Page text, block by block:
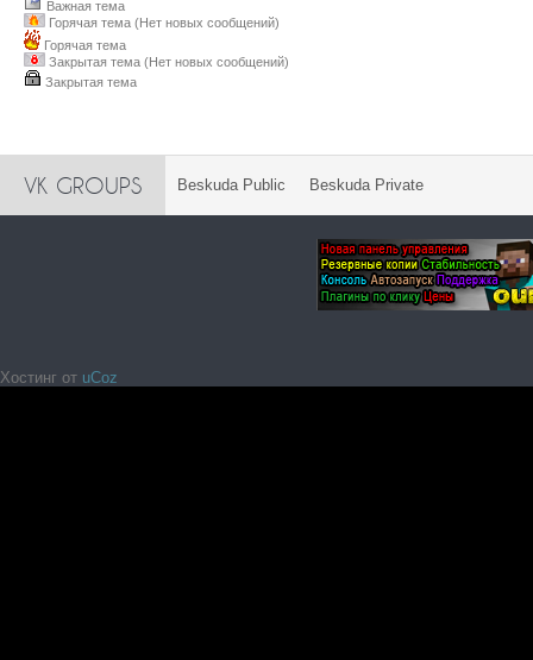
Важная тема
Горячая тема (Нет новых сообщений)
Горячая тема
Закрытая тема (Нет новых сообщений)
Закрытая тема
VK GROUPS Beskuda Public Beskuda Private
Хостинг от uCoz